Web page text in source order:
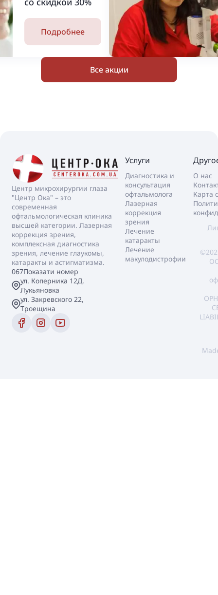
Подробнее
Все акции
Центр микрохирургии глаза
"Центр Ока" – это
современная
офтальмологическая клиника
высшей категории. Лазерная
коррекция зрения,
комплексная диагностика
зрения, лечение глаукомы,
катаракты и астигматизма.
067Показати номер
ул. Коперника 12Д,
Лукьяновка
ул. Закревского 22,
Троещина
Услуги
Диагностика и
консультация
офтальмолога
Лазерная
коррекция
зрения
Лечение
катаракты
Лечение
макулодистрофии
О нас
Карта